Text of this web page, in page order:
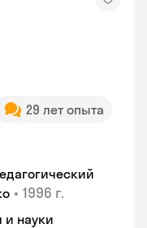
29 лет опыта
• 1996 г.
и науки